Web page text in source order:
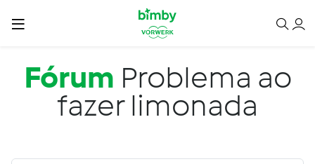
Passar para o conteúdo principal
Fórum Problema ao
fazer limonada